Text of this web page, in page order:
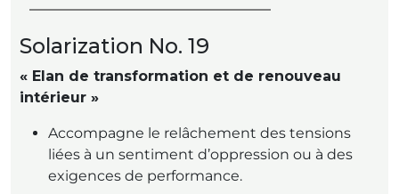
Solarization No. 19
« Elan de transformation et de renouveau
intérieur »
Accompagne le relâchement des tensions
liées à un sentiment d’oppression ou à des
exigences de performance.